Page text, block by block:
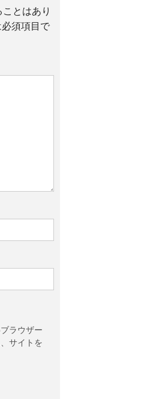
とはあり
須項目で
ラウザー
サイトを